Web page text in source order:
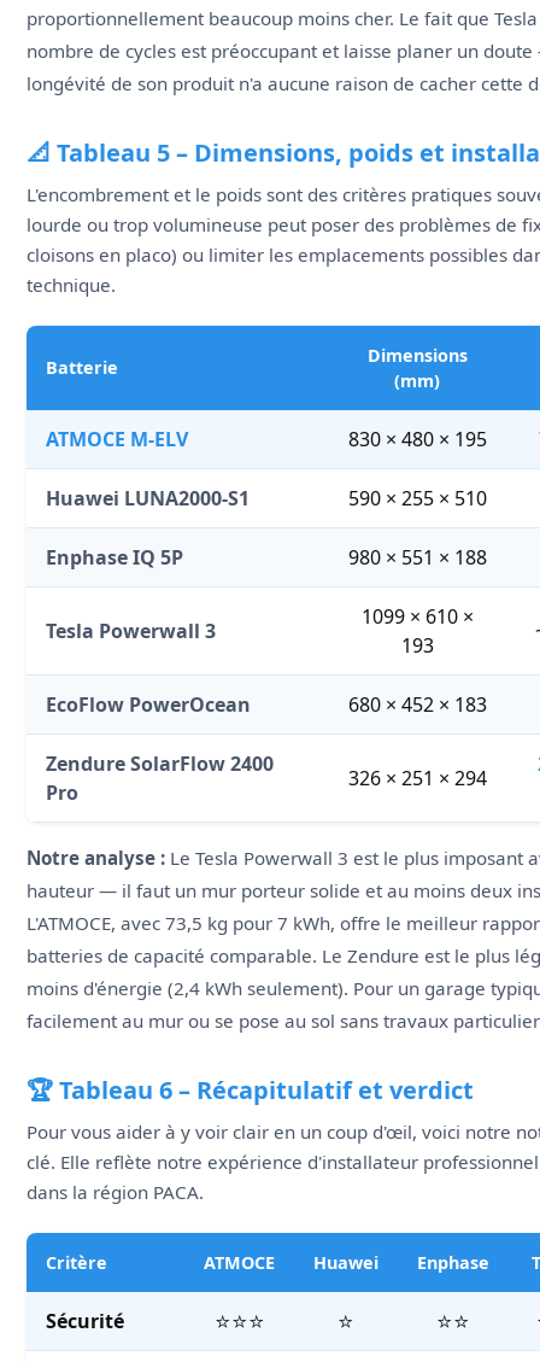
proportionnellement beaucoup moins cher. Le fait que
nombre de cycles est préoccupant et laisse planer un
longévité de son produit n'a aucune raison de cacher cette
📐 Tableau 5 – Dimensions, poids et
L'encombrement et le poids sont des critères pratiques
lourde ou trop volumineuse peut poser des problèmes de
cloisons en placo) ou limiter les emplacements possibles
technique.
Batterie
Dimensions
(mm)
ATMOCE M-ELV 830 × 480 × 195
Huawei LUNA2000-S1 590 × 255 × 510
Enphase IQ 5P 980 × 551 × 188
Tesla Powerwall 3
1099 × 610 ×
193
EcoFlow PowerOcean 680 × 452 × 183
Zendure SolarFlow 2400
Pro
326 × 251 × 294
Notre analyse : Le Tesla Powerwall 3 est le plus imposant
hauteur — il faut un mur porteur solide et au moins deux
L'ATMOCE, avec 73,5 kg pour 7 kWh, offre le meilleur
batteries de capacité comparable. Le Zendure est le plus
moins d'énergie (2,4 kWh seulement). Pour un garage
facilement au mur ou se pose au sol sans travaux
🏆 Tableau 6 – Récapitulatif et verdict
Pour vous aider à y voir clair en un coup d'œil, voici notre
clé. Elle reflète notre expérience d'installateur
dans la région PACA.
Critère ATMOCE Huawei Enphase
Sécurité ⭐⭐⭐ ⭐ ⭐⭐